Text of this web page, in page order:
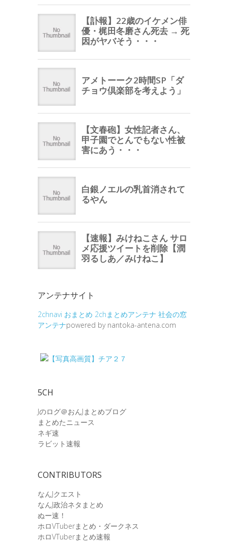
アンテナサイト
2chnavi おまとめ 2chまとめアンテナ 社会の窓
アンテナpowered by nantoka-antena.com
5CH
Jのログ＠おんJまとめブログ
まとめたニュース
ネギ速
ラビット速報
CONTRIBUTORS
なんJクエスト
なんJ政治ネタまとめ
ぬー速！
ホロVTuberまとめ・ダークネス
ホロVTuberまとめ速報